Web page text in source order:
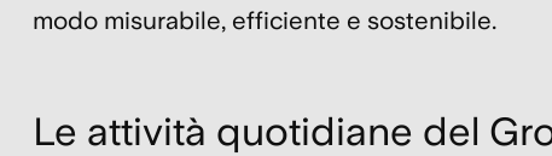
modo misurabile, efficiente e sostenibile.
Le attività quotidiane del